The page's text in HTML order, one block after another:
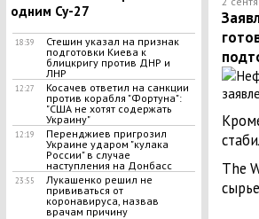
одним Су-27
18:39
Стешин указал на признак
подготовки Киева к
блицкригу против ДНР и
ЛНР
12:27
​Косачев ответил на санкции
против корабля "Фортуна":
"США не хотят содержать
Украину"
12:19
Перенджиев пригрозил
Украине ударом "кулака
России" в случае
наступления на Донбасс
23:55
Лукашенко решил не
прививаться от
коронавируса, назвав
врачам причину
The